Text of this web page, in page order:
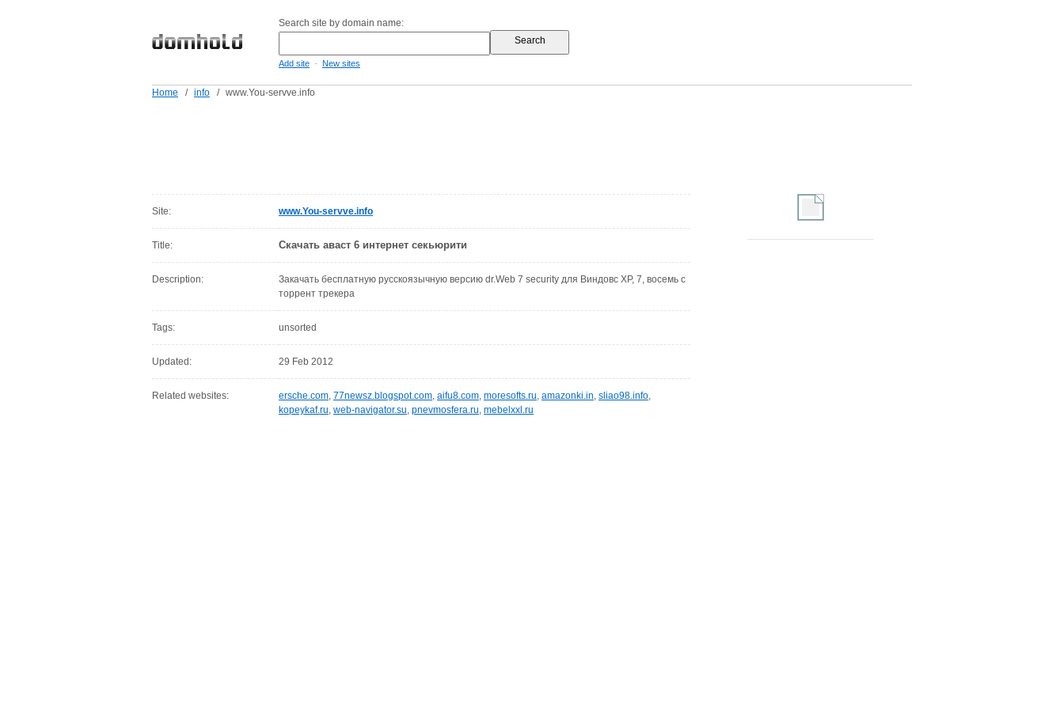
Search site by domain name:
Add site - New sites
Home / info / www.You-servve.info
Site: www.You-servve.info
Title: Скачать аваст 6 интернет секьюрити
Description:
Закачать бесплатную русскоязычную версию dr.Web 7 security для Виндовс XP, 7, восемь с
торрент трекера
Tags: unsorted
Updated: 29 Feb 2012
Related websites: ersche.com, 77newsz.blogspot.com, aifu8.com, moresofts.ru, amazonki.in, sliao98.info,
kopeykaf.ru, web-navigator.su, pnevmosfera.ru, mebelxxl.ru